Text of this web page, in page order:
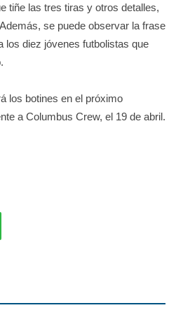
tiñe las tres tiras y otros detalles,
se puede observar la frase
los diez jóvenes futbolistas que
los botines en el próximo
a Columbus Crew, el 19 de abril.